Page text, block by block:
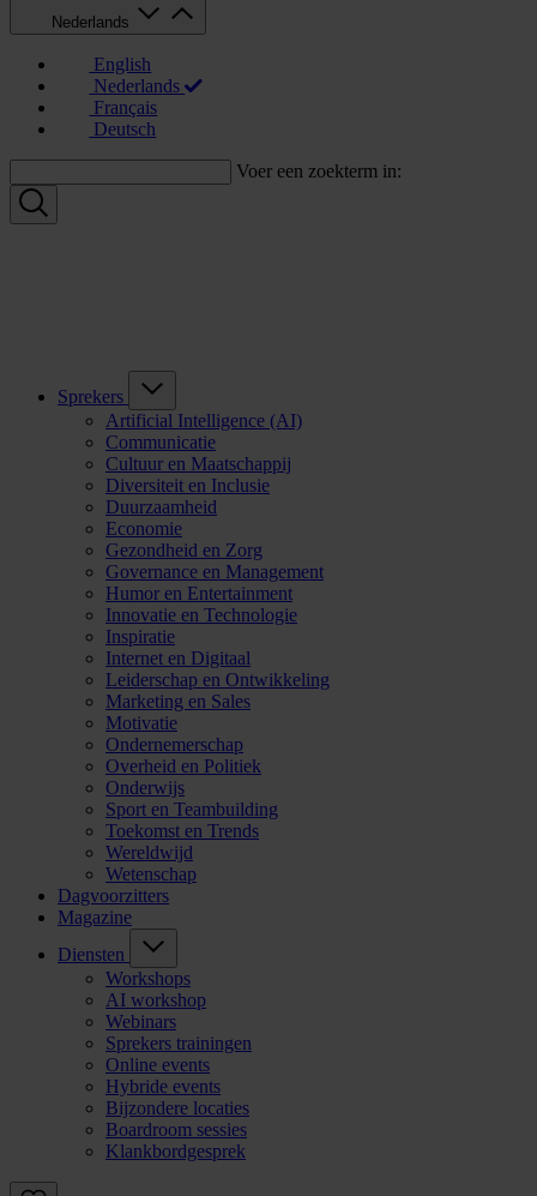
Nederlands
English
Nederlands
Français
Deutsch
Voer een zoekterm in:
Sprekers
Artificial Intelligence (AI)
Communicatie
Cultuur en Maatschappij
Diversiteit en Inclusie
Duurzaamheid
Economie
Gezondheid en Zorg
Governance en Management
Humor en Entertainment
Innovatie en Technologie
Inspiratie
Internet en Digitaal
Leiderschap en Ontwikkeling
Marketing en Sales
Motivatie
Ondernemerschap
Overheid en Politiek
Onderwijs
Sport en Teambuilding
Toekomst en Trends
Wereldwijd
Wetenschap
Dagvoorzitters
Magazine
Diensten
Workshops
AI workshop
Webinars
Sprekers trainingen
Online events
Hybride events
Bijzondere locaties
Boardroom sessies
Klankbordgesprek